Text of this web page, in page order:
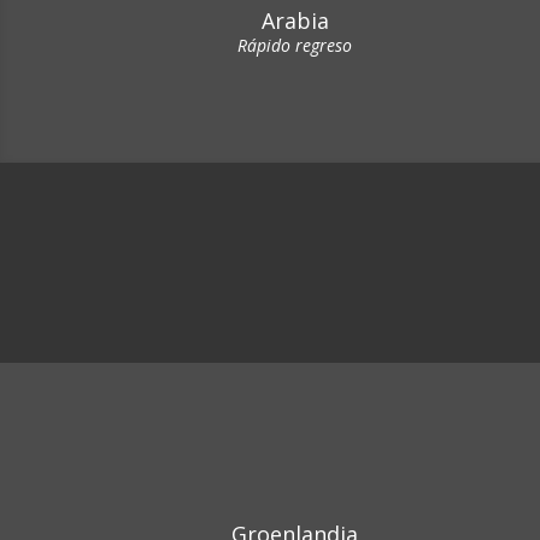
Arabia
Rápido regreso
Groenlandia